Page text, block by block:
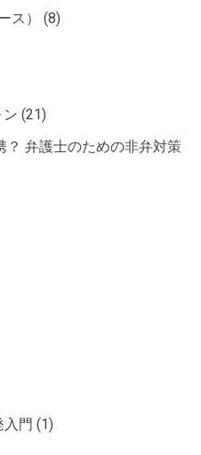
ス）
(8)
(21)
？ 弁護士のための非弁対策
門 (1)